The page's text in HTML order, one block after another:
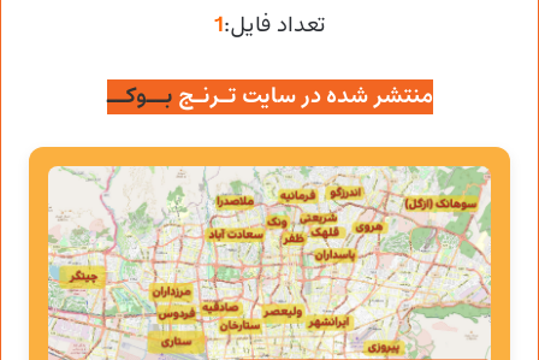
تعداد فایل:1
منتشر شده در سایت تـرنـج بــوکــ